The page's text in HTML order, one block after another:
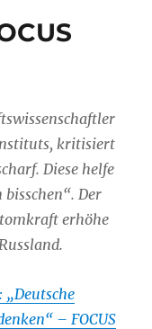
kritisiert
Diese helfe
Der
erhöhe
– FOCUS